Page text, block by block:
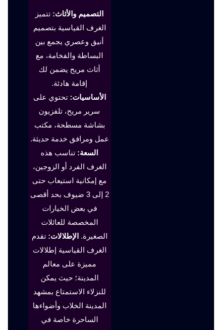
التصميم والأثاث: تتميز
الغرف القياسية بتصميم
أنيق وعصري يجمع بين
البساطة والفخامة، مع
أثاث مريح يضمن لك
إقامة هادئة.
الأساسيات: تحتوي على
سرير مريح، تلفزيون
بشاشة مسطحة، مكتب
عمل ومرافق خدمة حديثة.
السعة: تناسب هذه
الغرف الفرد أو الزوجين،
مع إمكانية استيعاب حتى
2 إلى 3 ضيوف بحد أقصى
في بعض الخيارات
المخصصة للعائلات
الصغيرة. الإطلالات: تقدم
الغرف القياسية إطلالات
مميزة على معالم
المدينة؛ حيث يمكن
للنزلاء الاستمتاع بمشهد
المدينة الخلاب وأضواءها
الساحرة خاصة في